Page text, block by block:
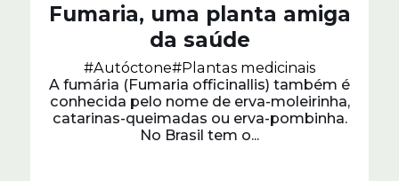
Fumaria, uma planta amiga
da saúde
#Autóctone#Plantas medicinais
A fumária (Fumaria officinallis) também é
conhecida pelo nome de erva-moleirinha,
catarinas-queimadas ou erva-pombinha.
No Brasil tem o...